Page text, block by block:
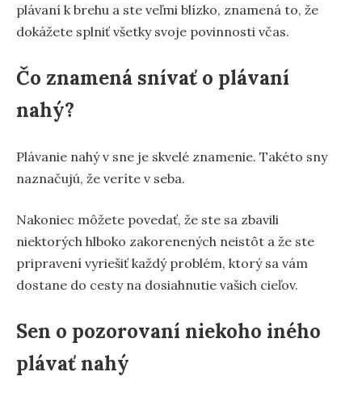
plávaní k brehu a ste veľmi blízko, znamená to, že
dokážete splniť všetky svoje povinnosti včas.
Čo znamená snívať o plávaní
nahý?
Plávanie nahý v sne je skvelé znamenie. Takéto sny
naznačujú, že veríte v seba.
Nakoniec môžete povedať, že ste sa zbavili
niektorých hlboko zakorenených neistôt a že ste
pripravení vyriešiť každý problém, ktorý sa vám
dostane do cesty na dosiahnutie vašich cieľov.
Sen o pozorovaní niekoho iného
plávať nahý